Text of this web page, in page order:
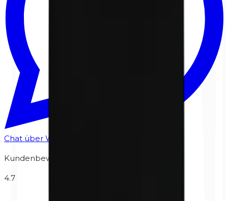
Chat über WhatsApp
Kundenbewertungen
4.7